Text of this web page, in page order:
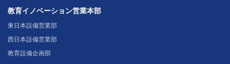
教育イノベーション営業本部
東日本設備営業部
西日本設備営業部
教育設備企画部